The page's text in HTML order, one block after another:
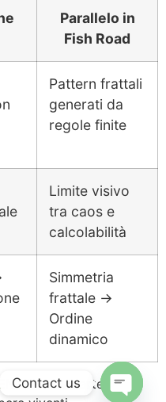
Parallelo in
Fish Road
Pattern frattali
generati da
regole finite
Limite visivo
tra caos e
calcolabilità
Simmetria
frattale →
Ordine
dinamico
– dove arte e
Contact us